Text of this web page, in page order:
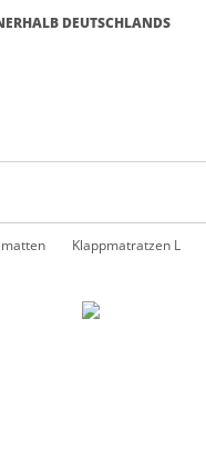
DEUTSCHLANDS
Klappmatratzen L